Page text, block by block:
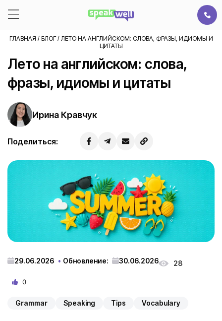
ГЛАВНАЯ / БЛОГ/ ЛЕТО НА АНГЛИЙСКОМ: СЛОВА, ФРАЗЫ, ИДИОМЫ И
ЦИТАТЫ
Лето на английском: слова,
фразы, идиомы и цитаты
Ирина Кравчук
Поделиться:
29.06.2026 Обновление: 30.06.2026 28
0
Grammar Speaking Tips Vocabulary